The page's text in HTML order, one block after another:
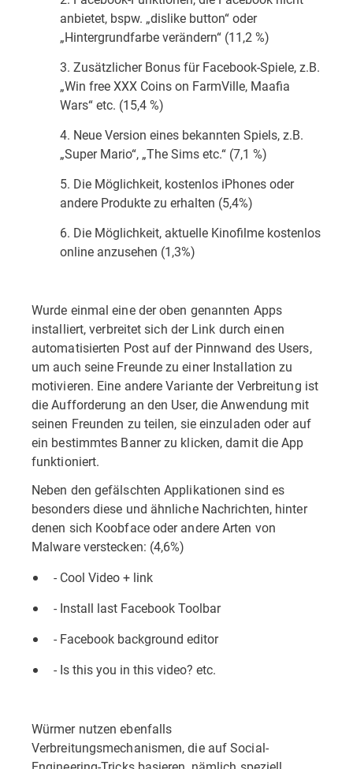
anbietet, bspw. „dislike button“ oder
„Hintergrundfarbe verändern“ (11,2 %)
3. Zusätzlicher Bonus für Facebook-Spiele, z.B.
„Win free XXX Coins on FarmVille, Maafia
Wars“ etc. (15,4 %)
4. Neue Version eines bekannten Spiels, z.B.
„Super Mario“, „The Sims etc.“ (7,1 %)
5. Die Möglichkeit, kostenlos iPhones oder
andere Produkte zu erhalten (5,4%)
6. Die Möglichkeit, aktuelle Kinofilme kostenlos
online anzusehen (1,3%)
Wurde einmal eine der oben genannten Apps
installiert, verbreitet sich der Link durch einen
automatisierten Post auf der Pinnwand des Users,
um auch seine Freunde zu einer Installation zu
motivieren. Eine andere Variante der Verbreitung ist
die Aufforderung an den User, die Anwendung mit
seinen Freunden zu teilen, sie einzuladen oder auf
ein bestimmtes Banner zu klicken, damit die App
funktioniert.
Neben den gefälschten Applikationen sind es
besonders diese und ähnliche Nachrichten, hinter
denen sich Koobface oder andere Arten von
Malware verstecken: (4,6%)
- Cool Video + link
- Install last Facebook Toolbar
- Facebook background editor
- Is this you in this video? etc.
Würmer nutzen ebenfalls
Verbreitungsmechanismen, die auf Social-